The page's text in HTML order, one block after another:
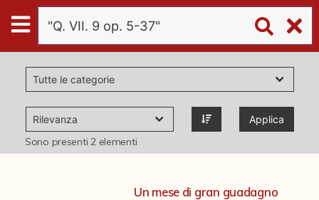
Digital
Humanities
Donazioni
Pubblicazioni Applica
Sono presenti2 elementi
Un mese di gran guadagno